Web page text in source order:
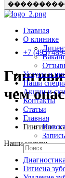
Главная
О клинике
Услуги и
Наши
Акции и
Контакты
Статьи
...
+7 (495)
чем
Главная
Гингивит:
Наши услуги
Диагностика
Гигиена